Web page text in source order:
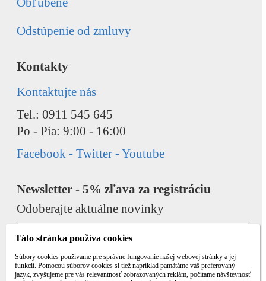
Odstúpenie od zmluvy
Kontakty
Kontaktujte nás
Tel.: 0911 545 645
Po - Pia: 9:00 - 16:00
Facebook - Twitter - Youtube
Newsletter - 5% zľava za registráciu
Odoberajte aktuálne novinky
Odobrať Pridať
Táto stránka používa cookies
Súbory cookies používame pre správne fungovanie našej webovej stránky a jej
funkcií. Pomocou súborov cookies si tiež napríklad pamätáme váš preferovaný
jazyk, zvyšujeme pre vás relevantnosť zobrazovaných reklám, počítame návštevnosť